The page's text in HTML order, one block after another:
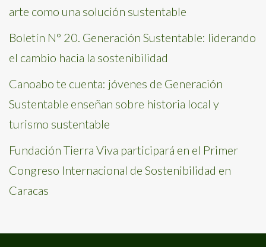
arte como una solución sustentable
Boletín N° 20. Generación Sustentable: liderando
el cambio hacia la sostenibilidad
Canoabo te cuenta: jóvenes de Generación
Sustentable enseñan sobre historia local y
turismo sustentable
Fundación Tierra Viva participará en el Primer
Congreso Internacional de Sostenibilidad en
Caracas